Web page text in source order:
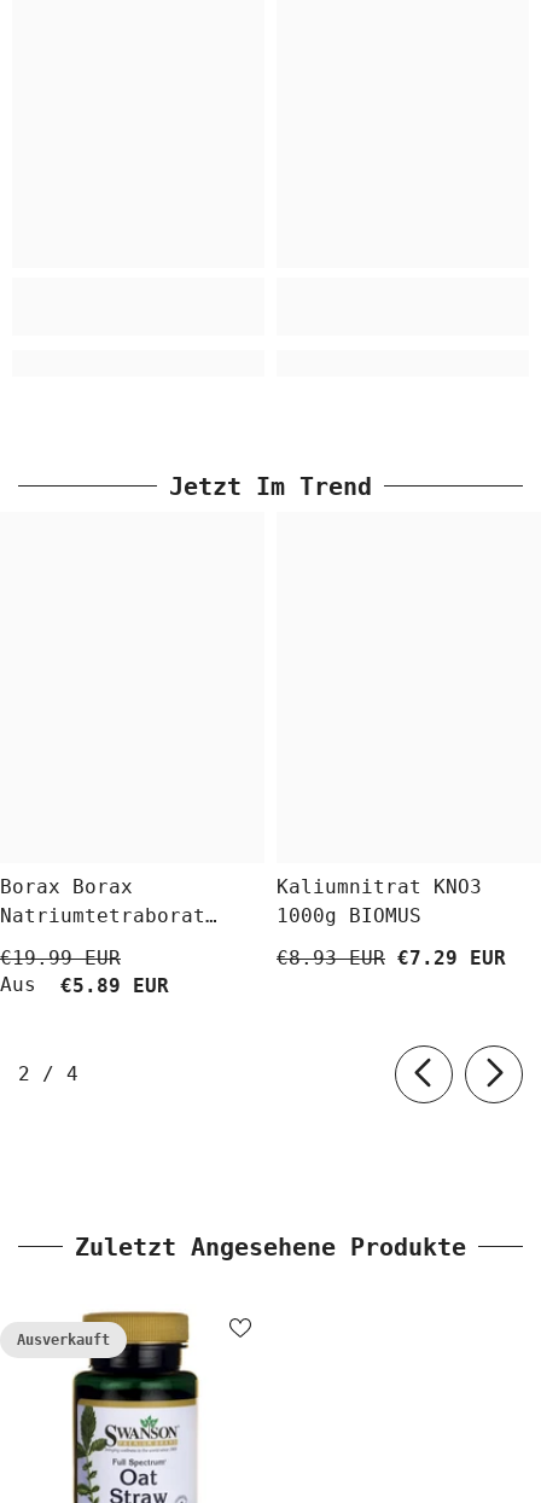
Jetzt Im Trend
Borax Borax
Natriumtetraborat
Decahydrat 5 Kg
BioLaboratorium
€19.99 EUR
Aus
€5.89 EUR
Kaliumnitrat KNO3
1000g BIOMUS
€8.93 EUR €7.29 EUR
2 / von
4
Zuletzt Angesehene Produkte
Ausverkauft